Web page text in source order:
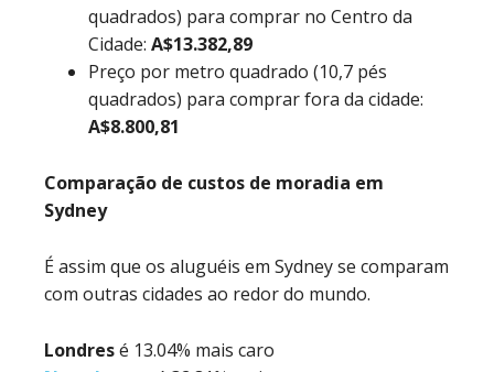
quadrados) para comprar no Centro da
Cidade: A$13.382,89
Preço por metro quadrado (10,7 pés
quadrados) para comprar fora da cidade:
A$8.800,81
Comparação de custos de moradia em
Sydney
É assim que os aluguéis em Sydney se comparam
com outras cidades ao redor do mundo.
Londresé 13.04% mais caro